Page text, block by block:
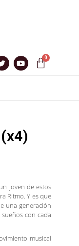
joven de estos
Ritmo. Y es que
una generación
con cada
musical